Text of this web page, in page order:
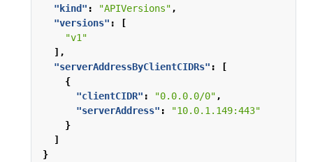
"kind" : "APIVersions" ,
"versions" :
[
"v1"
],
"serverAddressByClientCIDRs" :
[
{
"clientCIDR" : "0.0.0.0/0" ,
"serverAddress" :
"10.0.1.149:443"
}
]
}